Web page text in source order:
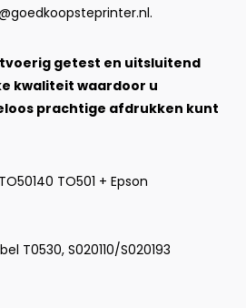
.
getest en uitsluitend
kwaliteit waardoor u
prachtige afdrukken kunt
TO501 + Epson
T0530, S020110/S020193